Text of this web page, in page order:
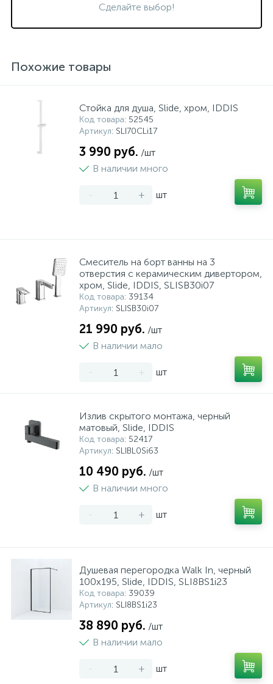
Сделайте выбор!
Похожие товары
Стойка для душа, Slide, хром, IDDIS
Код товара: 52545
Артикул: SLI70CLi17
3 990 руб. /шт
В наличии много
- + шт
Смеситель на борт ванны на 3
отверстия с керамическим дивертором,
хром, Slide, IDDIS, SLISB30i07
Код товара: 39134
Артикул: SLISB30i07
21 990 руб. /шт
В наличии мало
- + шт
Излив скрытого монтажа, черный
матовый, Slide, IDDIS
Код товара: 52417
Артикул: SLIBL0Si63
10 490 руб. /шт
В наличии много
- + шт
Душевая перегородка Walk In, черный
100x195, Slide, IDDIS, SLI8BS1i23
Код товара: 39039
Артикул: SLI8BS1i23
38 890 руб. /шт
В наличии мало
- + шт